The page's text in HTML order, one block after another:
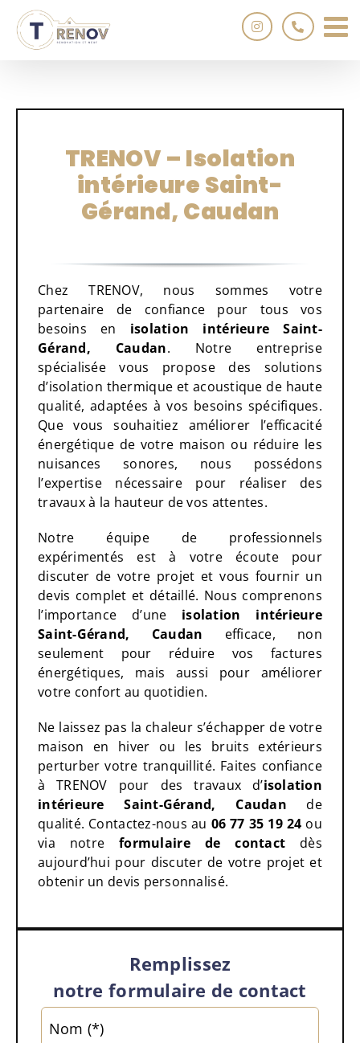
Passer
contenu
TRENOV – Isolation
intérieure Saint-
Gérand, Caudan
Chez TRENOV, nous sommes votre
partenaire de confiance pour tous vos
besoins en isolation intérieure Saint-
Gérand, Caudan. Notre entreprise
spécialisée vous propose des solutions
d’isolation thermique et acoustique de haute
qualité, adaptées à vos besoins spécifiques.
Que vous souhaitiez améliorer l’efficacité
énergétique de votre maison ou réduire les
nuisances sonores, nous possédons
l’expertise nécessaire pour réaliser des
travaux à la hauteur de vos attentes.
Notre équipe de professionnels
expérimentés est à votre écoute pour
discuter de votre projet et vous fournir un
devis complet et détaillé. Nous comprenons
l’importance d’une isolation intérieure
Saint-Gérand, Caudan efficace, non
seulement pour réduire vos factures
énergétiques, mais aussi pour améliorer
votre confort au quotidien.
Ne laissez pas la chaleur s’échapper de votre
maison en hiver ou les bruits extérieurs
perturber votre tranquillité. Faites confiance
à TRENOV pour des travaux d’isolation
intérieure Saint-Gérand, Caudan de
qualité. Contactez-nous au 06 77 35 19 24 ou
via notreformulaire de contactdès
aujourd’hui pour discuter de votre projet et
obtenir un devis personnalisé.
Remplissez
notre formulaire de contact
Nom (*)